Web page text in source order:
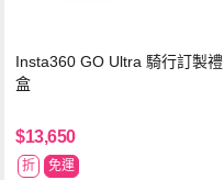
Insta360 GO Ultra 騎行訂製禮
盒
$13,650
折 免運